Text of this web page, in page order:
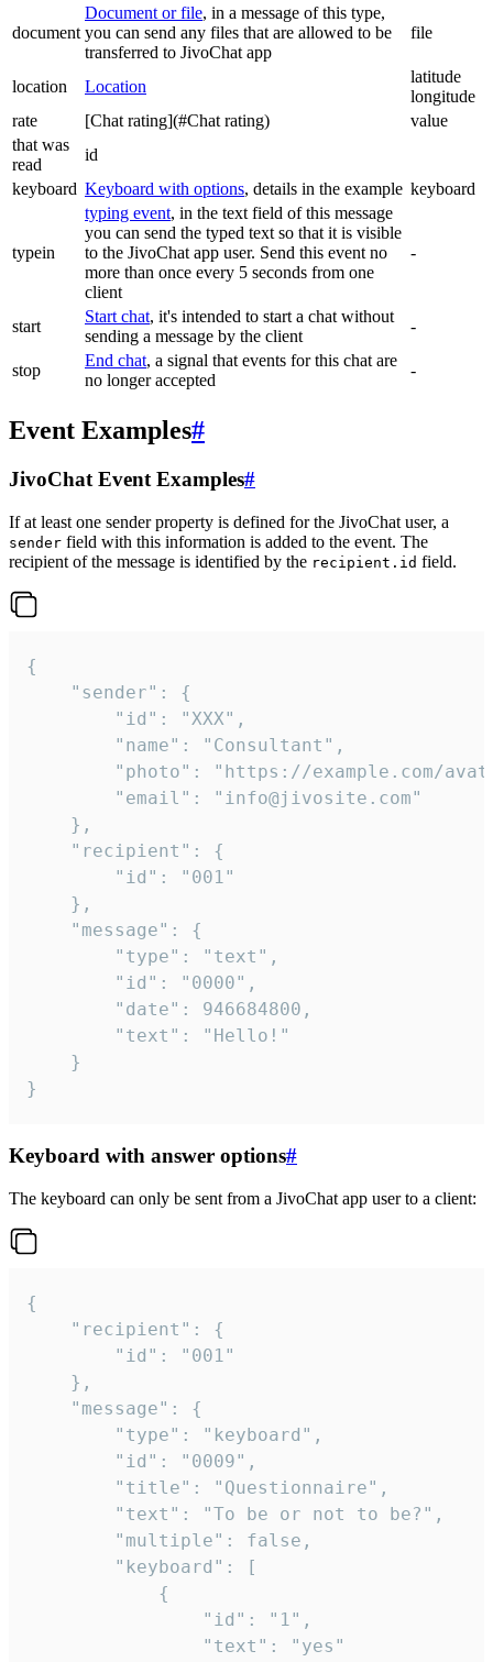
document
Document or file, in a message of this type,
you can send any files that are allowed to be
transferred to JivoChat app
file
location Location
latitude
longitude
rate
[Chat rating](#Chat rating)
value
that was
read
id
keyboard Keyboard with options, details in the example keyboard
typein
typing event, in the text field of this message
you can send the typed text so that it is visible
to the JivoChat app user. Send this event no
more than once every 5 seconds from one
client
-
start
Start chat, it's intended to start a chat without
sending a message by the client
-
stop
End chat, a signal that events for this chat are
no longer accepted
-
Event Examples#
JivoChat Event Examples#
If at least one sender property is defined for the JivoChat user, a
sender field with this information is added to the event. The
recipient of the message is identified by the recipient.id field.
{
}
Keyboard with answer options#
The keyboard can only be sent from a JivoChat app user to a client:
{